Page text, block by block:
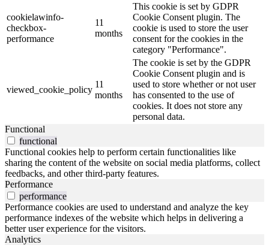
cookielawinfo-
checkbox-
performance
11
months
This cookie is set by GDPR
Cookie Consent plugin. The
cookie is used to store the user
consent for the cookies in the
category "Performance".
viewed_cookie_policy
11
months
The cookie is set by the GDPR
Cookie Consent plugin and is
used to store whether or not user
has consented to the use of
cookies. It does not store any
personal data.
Functional
functional
Functional cookies help to perform certain functionalities like
sharing the content of the website on social media platforms, collect
feedbacks, and other third-party features.
Performance
performance
Performance cookies are used to understand and analyze the key
performance indexes of the website which helps in delivering a
better user experience for the visitors.
Analytics